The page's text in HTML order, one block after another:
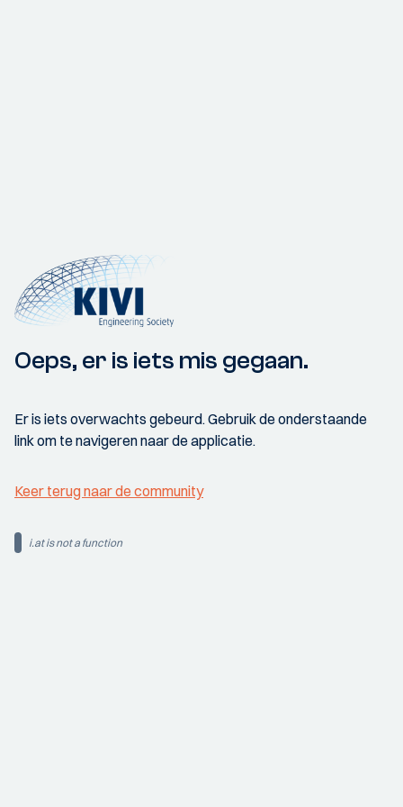
Oeps, er is iets mis gegaan.
Er is iets overwachts gebeurd. Gebruik de onderstaande
link om te navigeren naar de applicatie.
Keer terug naar de community
i.at is not a function